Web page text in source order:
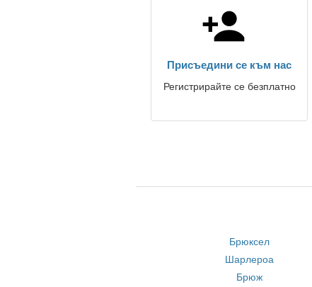
Присъедини се към нас
Регистрирайте се безплатно
Брюксел
Шарлероа
Брюж